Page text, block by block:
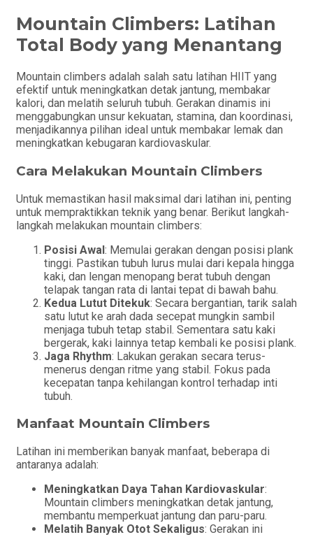
Mountain Climbers: Latihan
Total Body yang Menantang
Mountain climbers adalah salah satu latihan HIIT yang
efektif untuk meningkatkan detak jantung, membakar
kalori, dan melatih seluruh tubuh. Gerakan dinamis ini
menggabungkan unsur kekuatan, stamina, dan koordinasi,
menjadikannya pilihan ideal untuk membakar lemak dan
meningkatkan kebugaran kardiovaskular.
Cara Melakukan Mountain Climbers
Untuk memastikan hasil maksimal dari latihan ini, penting
untuk mempraktikkan teknik yang benar. Berikut langkah-
langkah melakukan mountain climbers:
Posisi Awal: Memulai gerakan dengan posisi plank
tinggi. Pastikan tubuh lurus mulai dari kepala hingga
kaki, dan lengan menopang berat tubuh dengan
telapak tangan rata di lantai tepat di bawah bahu.
Kedua Lutut Ditekuk: Secara bergantian, tarik salah
satu lutut ke arah dada secepat mungkin sambil
menjaga tubuh tetap stabil. Sementara satu kaki
bergerak, kaki lainnya tetap kembali ke posisi plank.
Jaga Rhythm: Lakukan gerakan secara terus-
menerus dengan ritme yang stabil. Fokus pada
kecepatan tanpa kehilangan kontrol terhadap inti
tubuh.
Manfaat Mountain Climbers
Latihan ini memberikan banyak manfaat, beberapa di
antaranya adalah:
Meningkatkan Daya Tahan Kardiovaskular:
Mountain climbers meningkatkan detak jantung,
membantu memperkuat jantung dan paru-paru.
Melatih Banyak Otot Sekaligus: Gerakan ini